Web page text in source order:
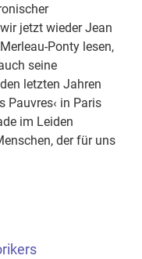
jetzt wieder Jean
Ponty lesen,
seine
letzten Jahren
Pauvres‹ in Paris
im Leiden
der für uns